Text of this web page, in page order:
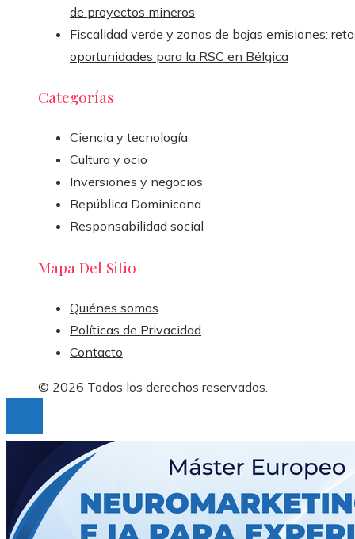
de proyectos mineros
Fiscalidad verde y zonas de bajas emisiones:
oportunidades para la RSC en Bélgica
Categorías
Ciencia y tecnología
Cultura y ocio
Inversiones y negocios
República Dominicana
Responsabilidad social
Mapa Del Sitio
Quiénes somos
Políticas de Privacidad
Contacto
© 2026 Todos los derechos reservados.